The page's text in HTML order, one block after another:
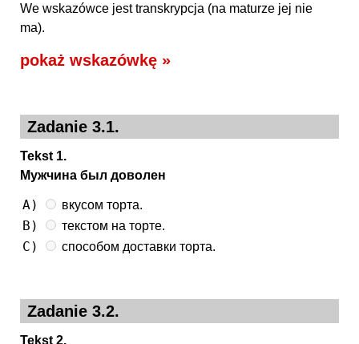
We wskazówce jest transkrypcja (na maturze jej nie
ma).
pokaż wskazówkę »
Zadanie 3.1.
Tekst 1.
Мужчина был доволен
A) вкусом торта.
B) текстом на торте.
C) способом доставки торта.
Zadanie 3.2.
Tekst 2.